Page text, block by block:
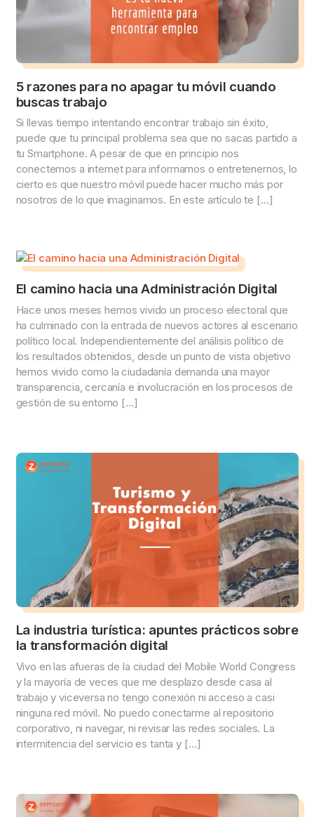
5 razones para no apagar tu móvil cuando
buscas trabajo
Si llevas tiempo intentando encontrar trabajo sin éxito,
puede que tu principal problema sea que no sacas partido a
tu Smartphone. A pesar de que en principio nos
conectemos a internet para informarnos o entretenernos, lo
cierto es que nuestro móvil puede hacer mucho más por
nosotros de lo que imaginamos. En este artículo te […]
El camino hacia una Administración Digital
Hace unos meses hemos vivido un proceso electoral que
ha culminado con la entrada de nuevos actores al escenario
político local. Independientemente del análisis político de
los resultados obtenidos, desde un punto de vista objetivo
hemos vivido como la ciudadanía demanda una mayor
transparencia, cercanía e involucración en los procesos de
gestión de su entorno […]
La industria turística: apuntes prácticos sobre
la transformación digital
Vivo en las afueras de la ciudad del Mobile World Congress
y la mayoría de veces que me desplazo desde casa al
trabajo y viceversa no tengo conexión ni acceso a casi
ninguna red móvil. No puedo conectarme al repositorio
corporativo, ni navegar, ni revisar las redes sociales. La
intermitencia del servicio es tanta y […]